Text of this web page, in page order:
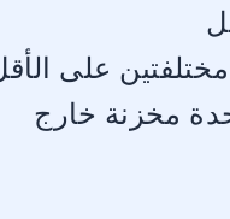
مخزنة خارج